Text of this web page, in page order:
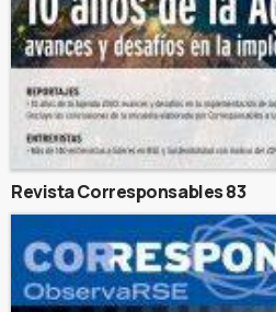
Revista Corresponsables 83